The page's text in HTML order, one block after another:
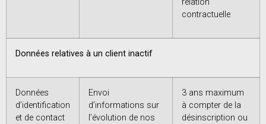
relation
contractuelle
Données relatives à un client inactif
Données
d’identification
et de contact
Envoi
d’informations sur
l’évolution de nos
3 ans maximum
à compter de la
désinscription ou